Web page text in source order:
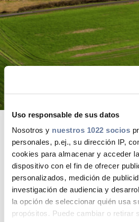
Uso responsable de sus datos
Nosotros y nuestros 1022 socios
personales, p.ej., su dirección IP,
cookies para almacenar y acceder
dispositivo con el fin de ofrecer
personalizados, medición de
investigación de audiencia y
la opción de seleccionar quién usa
propósitos. Puede cambiar o retirar
Media
Buscador Dop
People & Careers
Web Global
CABLEAPP PRY CABLEAPP
PRYSMIAN CLUB
3D
Nueva planta de
de Harivenasa en
La estrategia de
pivota sobre la nueva factoría,
que ya posee en Noáin. Una
se ha concretado en un triple
obtenido el galardón en la